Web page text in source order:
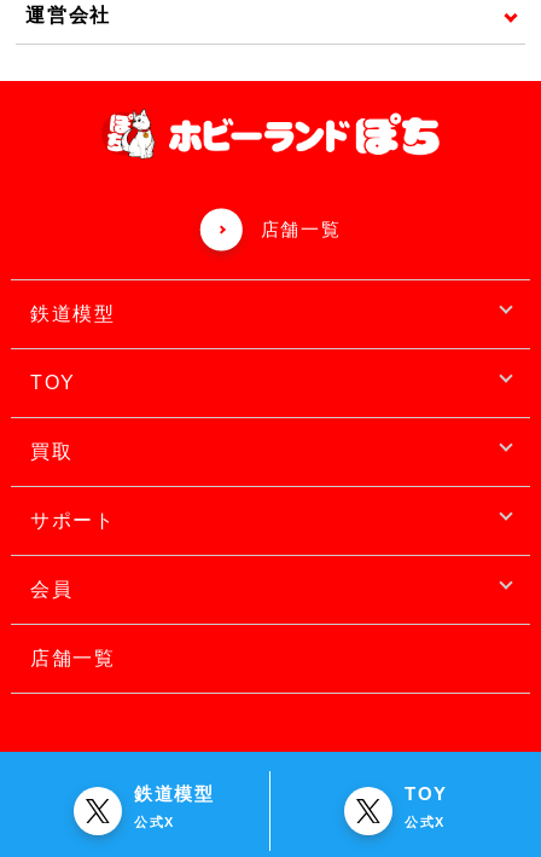
運営会社
店舗一覧
鉄道模型
TOY
買取
サポート
会員
店舗一覧
鉄道模型
公式X
TOY
公式X